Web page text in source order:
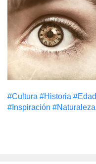
#Cultura #Historia #Edad
#Inspiración #Naturaleza